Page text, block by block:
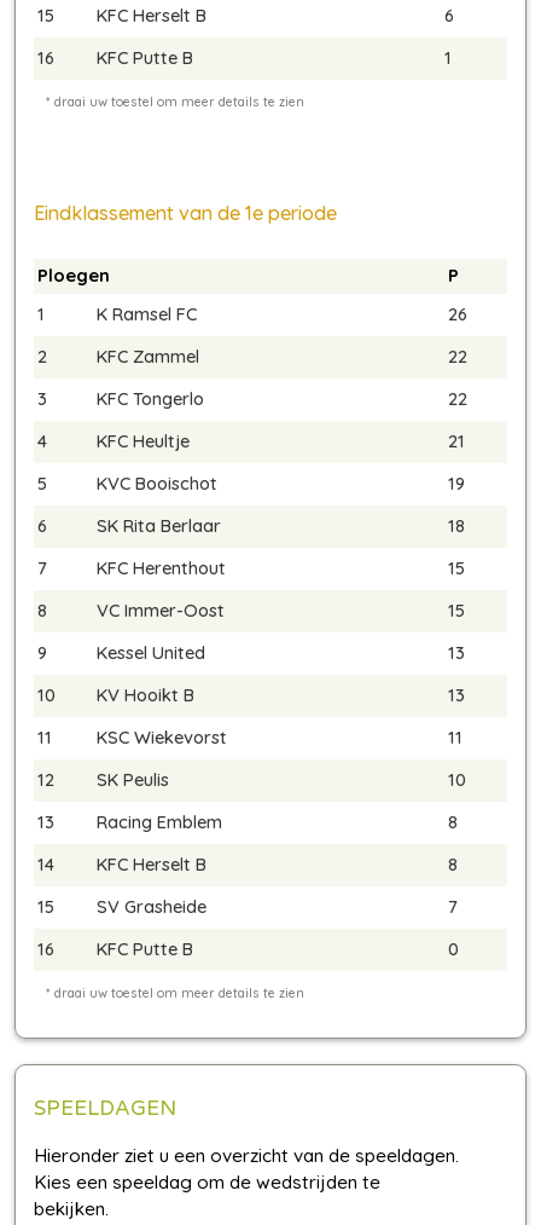
15
KFC Herselt B
6
16
KFC Putte B 1
Eindklassement van de 1e periode
Ploegen
P
1
K Ramsel FC
26
2
KFC Zammel
22
3
KFC Tongerlo
22
4
KFC Heultje
21
5
KVC Booischot
19
6
SK Rita Berlaar
18
7
KFC Herenthout
15
8
VC Immer-Oost
15
9
Kessel United
13
10
KV Hooikt B
13
11
KSC Wiekevorst
11
12
SK Peulis
10
13
Racing Emblem
8
14
KFC Herselt B
8
15
SV Grasheide
7
16
KFC Putte B 0
SPEELDAGEN